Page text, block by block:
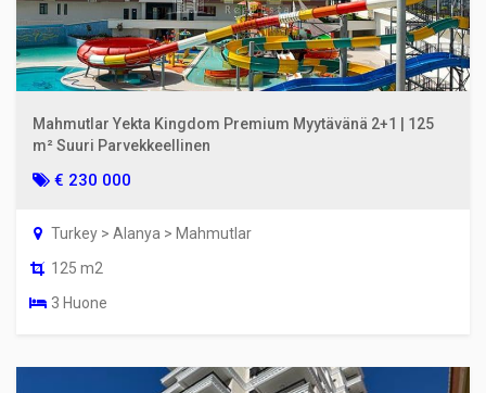
Mahmutlar Yekta Kingdom Premium Myytävänä 2+1 | 125
m² Suuri Parvekkeellinen
€ 230 000
Turkey > Alanya > Mahmutlar
125 m2
3 Huone